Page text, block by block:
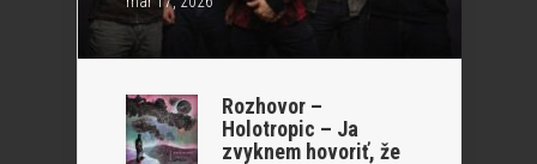
Rozhovor –
Holotropic – Ja
zvyknem hovoriť, že